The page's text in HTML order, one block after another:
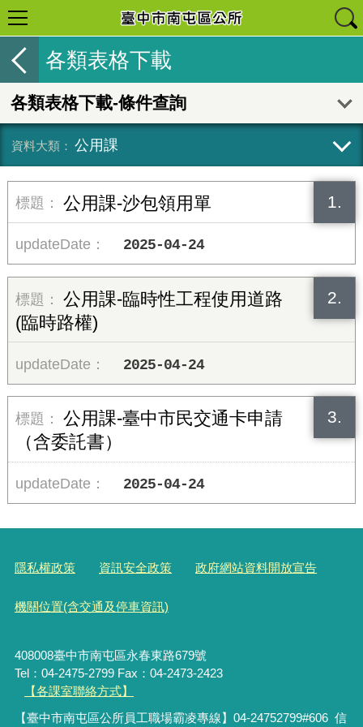
各類表格下載
各類表格下載-條件查詢
公用課
1.
公用課-沙包領用單
2025-04-24
2.
公用課-臨時性工程使用道路
(臨時路權)
2025-04-24
3.
公用課-臺中市民交通卡申請
（含委託書）
2025-04-24
隱私權政策 資訊安全政策 政府網站資料開放宣告
機關位置(含交通及停車資訊)
408008臺中市南屯區永春東路679號
Tel：04-2475-2799 Fax：04-2473-2423
【各課室聯絡方式】
【臺中市南屯區公所員工職場霸凌專線】04-24752799#606 信